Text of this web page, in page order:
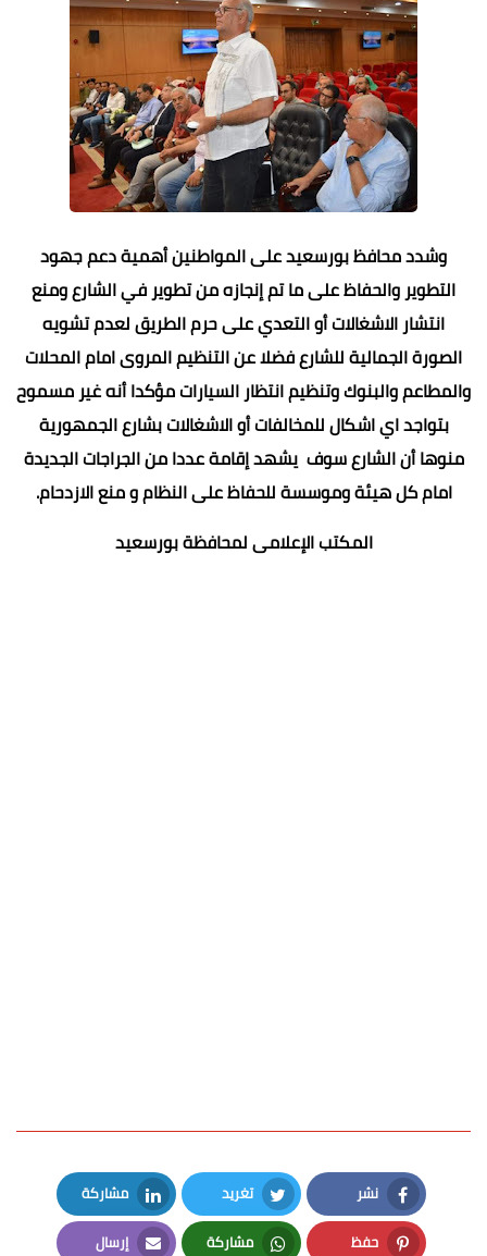
وشدد محافظ بورسعيد على المواطنين أهمية دعم جهود
التطوير والحفاظ على ما تم إنجازه من تطوير في الشارع ومنع
انتشار الاشغالات أو التعدي على حرم الطريق لعدم تشويه
الصورة الجمالية للشارع فضلا عن التنظيم المروى امام المحلات
والمطاعم والبنوك وتنظيم انتظار السيارات مؤكدا أنه غير مسموح
بتواجد اي اشكال للمخالفات أو الاشغالات بشارع الجمهورية
منوها أن الشارع سوف يشهد إقامة عددا من الجراجات الجديدة
امام كل هيئة وموسسة للحفاظ على النظام و منع الازدحام.
المكتب الإعلامى لمحافظة بورسعيد
نشر
Facebook
تغريد
Twitter
مشاركة
LinkedIn
حفظ مشاركة إرسال